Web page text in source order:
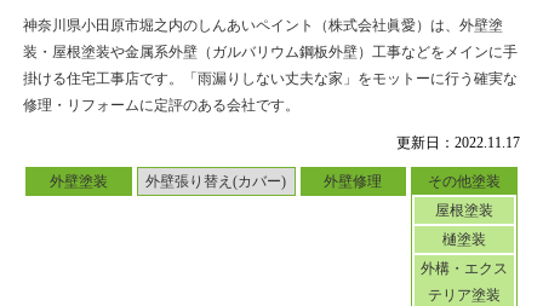
更新日：2022.11.17
外壁塗装 外壁張り替え(カバー) 外壁修理
その他塗装
屋根塗装
樋塗装
外構・エクス
テリア塗装
神奈川県小田原市堀之内のしんあいペイント（株式会社眞愛）は、外壁塗
装・屋根塗装や金属系外壁（ガルバリウム鋼板外壁）工事などをメインに手
掛ける住宅工事店です。「雨漏りしない丈夫な家」をモットーに行う確実な
修理・リフォームに定評のある会社です。